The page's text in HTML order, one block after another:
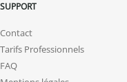
SUPPORT
Contact
Tarifs Professionnels
FAQ